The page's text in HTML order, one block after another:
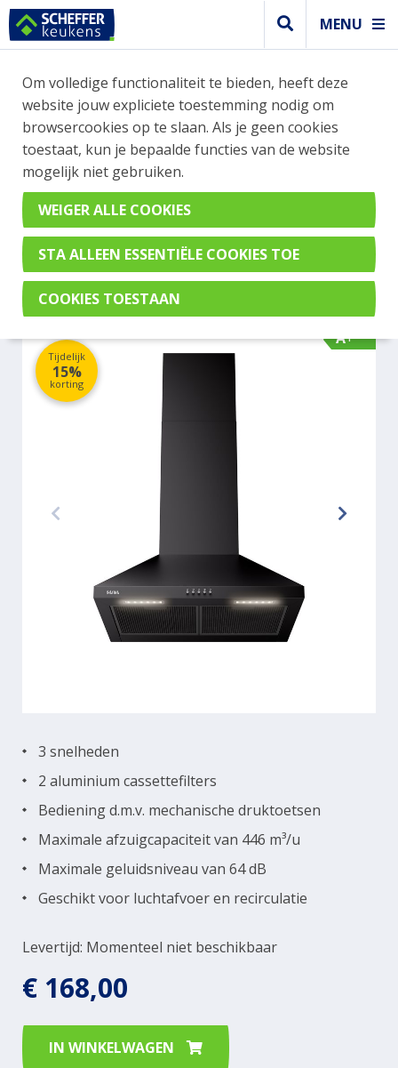
MENU
WEBSHOP BESTELLINGEN
Je kan tijdelijk geen bestelling plaatsen. Wil je je
vast oriënteren? Vergelijk eenvoudig apparaten
en merken met elkaar. Klik hier voor meer
informatie.
Afzuigkap
ETNA AP461ZT
Tijdelijk
15%
korting
A+
Levertijd: Momenteel niet beschikbaar
3 snelheden
2 aluminium cassettefilters
Bediening d.m.v. mechanische druktoetsen
Maximale afzuigcapaciteit van 446 m³/u
Maximale geluidsniveau van 64 dB
Geschikt voor luchtafvoer en recirculatie
€ 168,00
IN WINKELWAGEN
Om volledige functionaliteit te bieden, heeft deze
website jouw expliciete toestemming nodig om
browsercookies op te slaan. Als je geen cookies
toestaat, kun je bepaalde functies van de website
mogelijk niet gebruiken.